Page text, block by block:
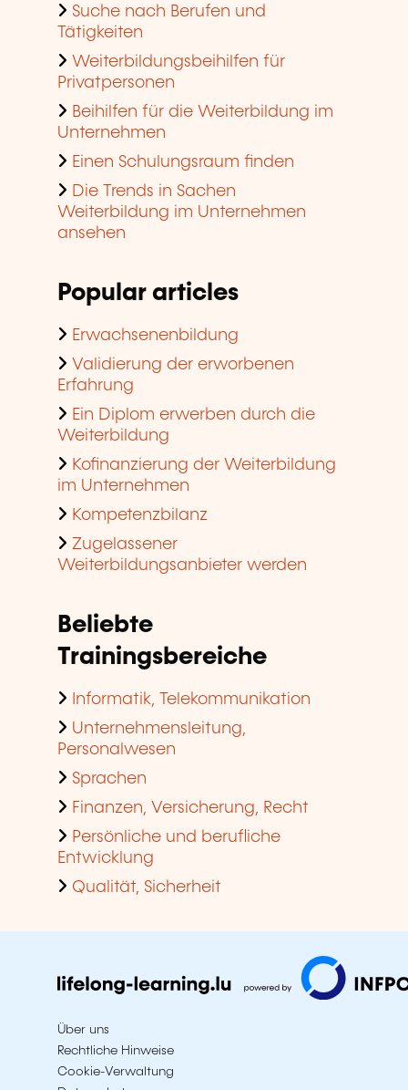
Suche nach Berufen und
Tätigkeiten
Weiterbildungsbeihilfen für
Privatpersonen
Beihilfen für die Weiterbildung im
Unternehmen
Einen Schulungsraum finden
Die Trends in Sachen
Weiterbildung im Unternehmen
ansehen
Popular articles
Erwachsenenbildung
Validierung der erworbenen
Erfahrung
Ein Diplom erwerben durch die
Weiterbildung
Kofinanzierung der Weiterbildung
im Unternehmen
Kompetenzbilanz
Zugelassener
Weiterbildungsanbieter werden
Beliebte
Trainingsbereiche
Informatik, Telekommunikation
Unternehmensleitung,
Personalwesen
Sprachen
Finanzen, Versicherung, Recht
Persönliche und berufliche
Entwicklung
Qualität, Sicherheit
Über uns
Rechtliche Hinweise
Cookie-Verwaltung